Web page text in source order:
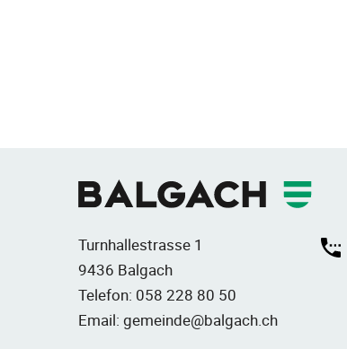
Turnhallestrasse 1
9436 Balgach
Telefon: 058 228 80 50
Email: gemeinde@balgach.ch